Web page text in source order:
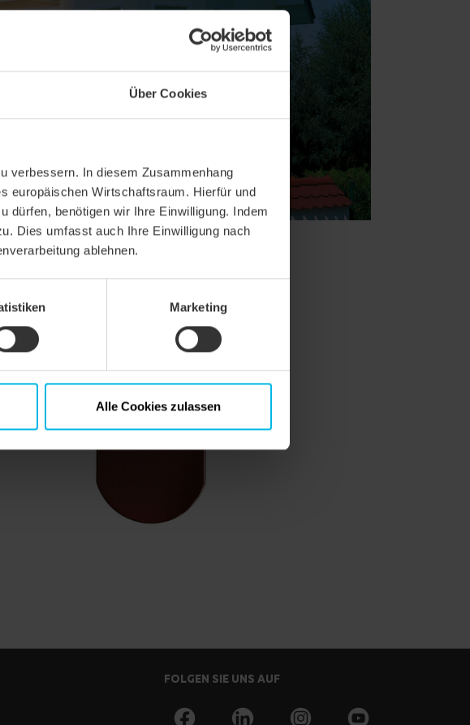
Über Cookies
verbessern. In diesem Zusammenhang
europäischen Wirtschaftsraum. Hierfür und
dürfen, benötigen wir Ihre Einwilligung. Indem
Dies umfasst auch Ihre Einwilligung nach
ablehnen.
Marketing
Alle Cookies zulassen
FOLGEN SIE UNS AUF